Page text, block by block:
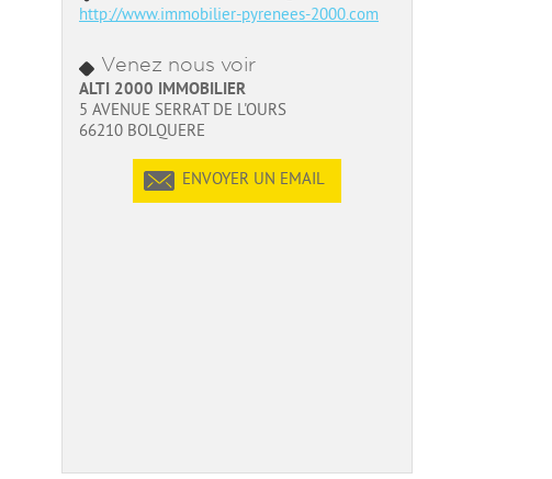
http://www.immobilier-pyrenees-2000.com
Venez nous voir
ALTI 2000 IMMOBILIER
5 AVENUE SERRAT DE L'OURS
66210 BOLQUERE
ENVOYER UN EMAIL